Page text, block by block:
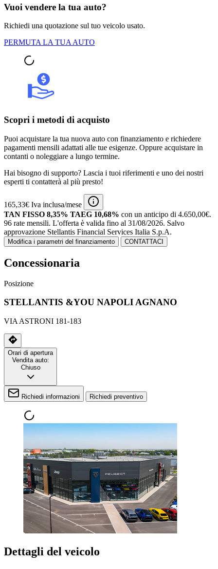
Vuoi vendere la tua auto?
Richiedi una quotazione sul tuo veicolo usato.
PERMUTA LA TUA AUTO
Scopri i metodi di acquisto
Puoi acquistare la tua nuova auto con finanziamento e richiedere
pagamenti mensili adattati alle tue esigenze. Oppure acquistare in
contanti o noleggiare a lungo termine.
Hai bisogno di supporto? Lascia i tuoi riferimenti e uno dei nostri
esperti ti contatterà al più presto!
165,33€ Iva inclusa/mese
TAN FISSO 8,35% TAEG 10,68% con un anticipo di 4.650,00€.
96 rate mensili. L'offerta è valida fino al 31/08/2026. Salvo
approvazione Stellantis Financial Services Italia S.p.A.
Modifica i parametri del finanziamento CONTATTACI
Concessionaria
Posizione
STELLANTIS &YOU NAPOLI AGNANO
VIA ASTRONI 181-183
Orari di apertura
Vendita auto:
Chiuso
Richiedi informazioni Richiedi preventivo
Dettagli del veicolo